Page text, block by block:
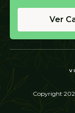
Ver
Copyright